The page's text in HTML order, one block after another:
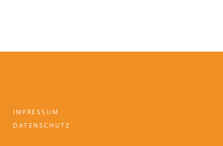
IMPRESSUM
DATENSCHUTZ